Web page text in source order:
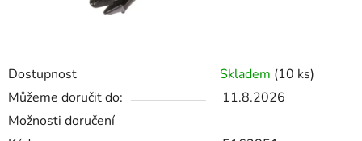
Dostupnost Skladem (10 ks)
Můžeme doručit do:
11.8.2026
Možnosti doručení